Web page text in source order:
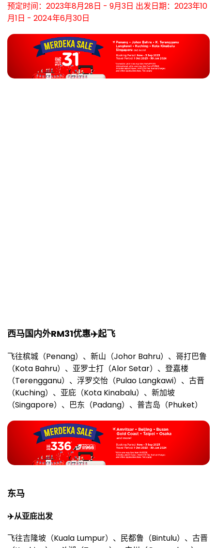
预定时间： 2023年8月28日 - 9月3日 出发日期： 2023年10
月1日 - 2024年6月30日
西马国内外RM31优惠✈️起飞
飞往槟城（Penang）、新山（Johor Bahru）、哥打巴鲁
（Kota Bahru）、亚罗士打（Alor Setar）、登嘉楼
（Terengganu）、浮罗交怡（Pulao Langkawi）、古晋
（Kuching）、亚庇（Kota Kinabalu）、新加坡
（Singapore）、巴东（Padang）、普吉岛（Phuket）
东马
✈️从亚庇出发
飞往吉隆坡（Kuala Lumpur）、民都鲁（Bintulu）、古晋